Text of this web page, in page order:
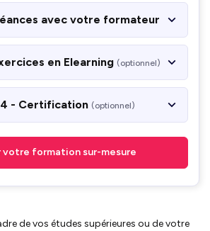
avec votre formateur
en Elearning (optionnel)
- Certification (optionnel)
votre formation sur-mesure
de vos études supérieures ou de votre